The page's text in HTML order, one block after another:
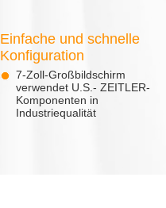
Einfache und schnelle
Konfiguration
7-Zoll-Großbildschirm
verwendet U.S.- ZEITLER-
Komponenten in
Industriequalität